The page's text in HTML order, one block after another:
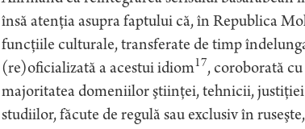
însă atenţia asupra faptului că, în Republica
funcţiile culturale, transferate de timp
(re)oficializată a acestui idiom17, coroborată
majoritatea domeniilor ştiinţei, tehnicii,
studiilor, făcute de regulă sau exclusiv în